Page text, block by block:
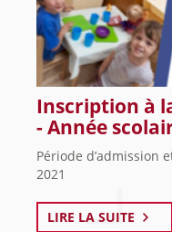
Inscription à
- Année
Période d’admission
2021
LIRE LA SUITE